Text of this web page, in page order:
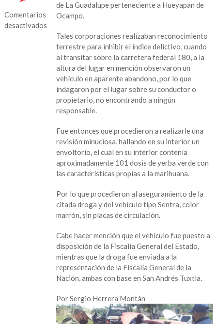
Comentarios
desactivados
de La Guadalupe perteneciente a Hueyapan de
Ocampo.
Tales corporaciones realizaban reconocimiento
terrestre para inhibir el índice delictivo, cuando
al transitar sobre la carretera federal 180, a la
altura del lugar en mención observaron un
vehículo en aparente abandono, por lo que
indagaron por el lugar sobre su conductor o
propietario, no encontrando a ningún
responsable.
Fue entonces que procedieron a realizarle una
revisión minuciosa, hallando en su interior un
envoltorio, el cual en su interior contenía
aproximadamente 101 dosis de yerba verde con
las características propias a la marihuana.
Por lo que procedieron al aseguramiento de la
citada droga y del vehículo tipo Sentra, color
marrón, sin placas de circulación.
Cabe hacer mención que el vehículo fue puesto a
disposición de la Fiscalía General del Estado,
mientras que la droga fue enviada a la
representación de la Fiscalía General de la
Nación, ambas con base en San Andrés Tuxtla.
Por Sergio Herrera Montán